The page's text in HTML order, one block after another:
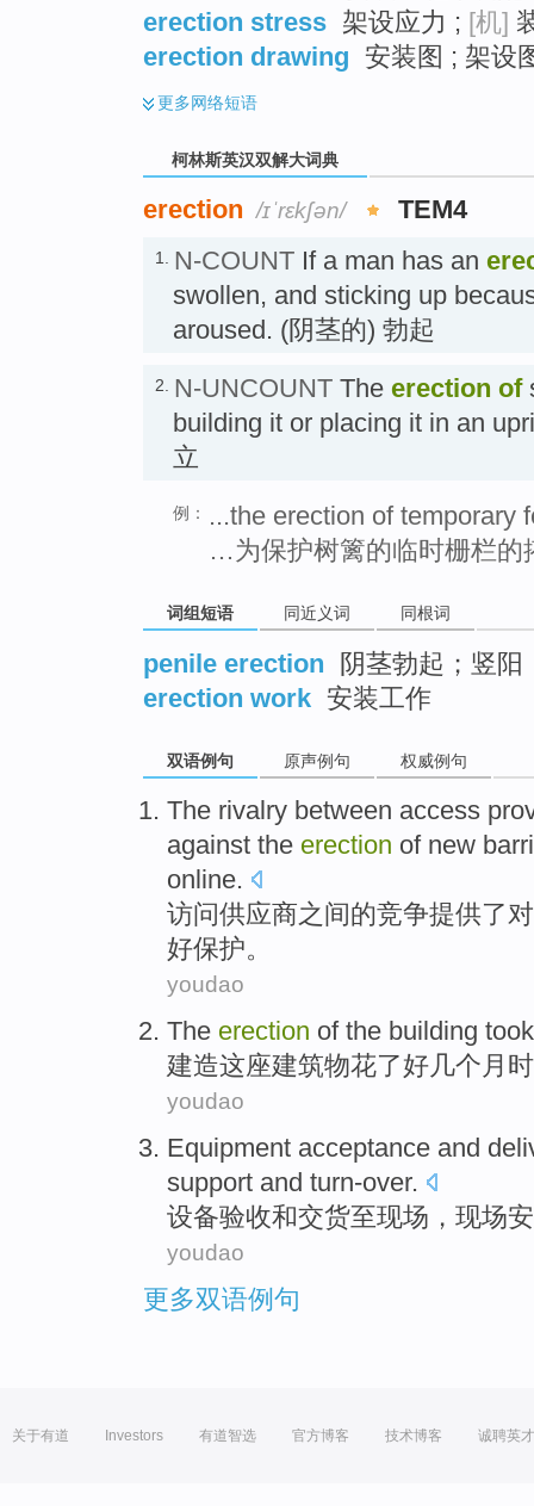
erection stress 架设应力 ; [机]
erection drawing 安装图 ; 架设
更多网络短语
柯林斯英汉双解大词典
erection /ɪˈrɛkʃən/ TEM4
1. N-COUNT If a man has an
swollen, and sticking up
aroused. (阴茎的) 勃起
2. N-UNCOUNT The erection of
building it or placing it in an
立
例：
...the erection of temporary
…为保护树篱的临时栅栏的
词组短语 同近义词 同根词
penile erection
阴茎勃起；竖阳
erection work 安装工作
双语例句 原声例句 权威例句
The rivalry between access
against the erection of new
online.
访问供应商之间的竞争提供了
好保护。
youdao
The erection of the building took
建造这座建筑物花了好几个 月
youdao
Equipment acceptance and
support and turn-over.
设备验收和交货至现场 ，现场
youdao
更多双语例句
关于有道 Investors 有道智选 官方博客 技术博客 诚聘英才